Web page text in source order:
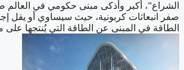
الشراع”، أكبر وأذكى مبنى حكومي في
صفر انبعاثات كربونية، حيث سيساوي أو يقل
الطاقة في المبنى عن الطاقة التي يُنتجها على